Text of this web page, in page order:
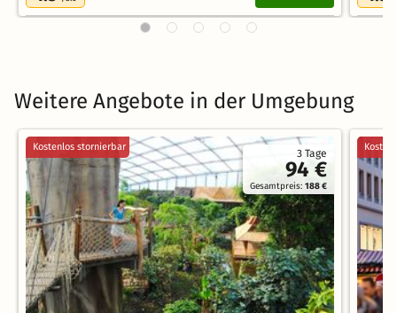
Weitere Angebote in der Umgebung
3 Tage
94 €
Gesamtpreis:188 €
Kostenlos stornierbar